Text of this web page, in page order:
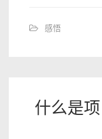
感悟
什么是